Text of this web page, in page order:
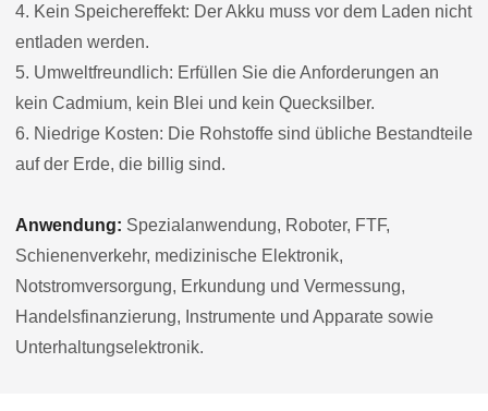
4. Kein Speichereffekt: Der Akku muss vor dem Laden nicht
entladen werden.
5. Umweltfreundlich: Erfüllen Sie die Anforderungen an
kein Cadmium, kein Blei und kein Quecksilber.
6. Niedrige Kosten: Die Rohstoffe sind übliche Bestandteile
auf der Erde, die billig sind.
Anwendung: Spezialanwendung, Roboter, FTF,
Schienenverkehr, medizinische Elektronik,
Notstromversorgung, Erkundung und Vermessung,
Handelsfinanzierung, Instrumente und Apparate sowie
Unterhaltungselektronik.